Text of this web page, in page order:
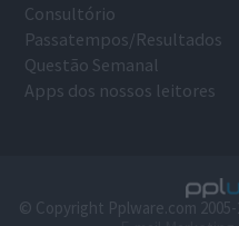
Consultório
Passatempos/Resultados
Questão Semanal
Apps dos nossos leitores
© Copyright Pplware.com